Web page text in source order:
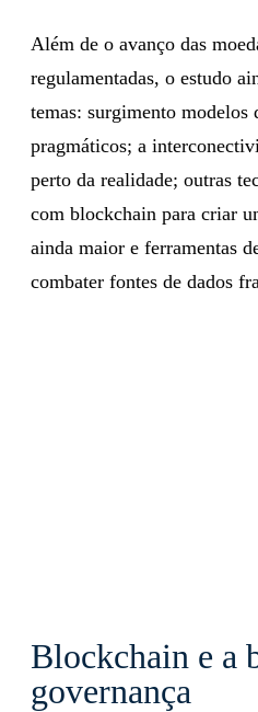
Além de o avanço das
regulamentadas, o estudo
temas: surgimento modelos
pragmáticos; a
perto da realidade; outras
com blockchain para criar
ainda maior e ferramentas
combater fontes de dados
Blockchain e a
governança